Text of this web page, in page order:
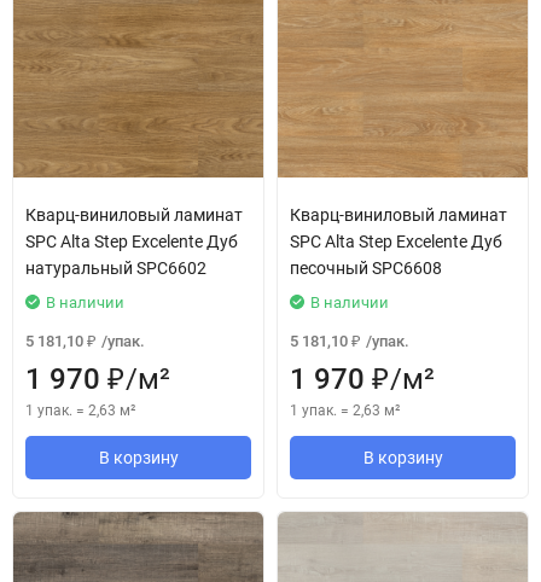
Кварц-виниловый ламинат
SPC Alta Step Excelente Дуб
натуральный SPC6602
В наличии
5 181,10 ₽ /упак.
1 970 ₽/м²
1 упак. = 2,63 м²
В корзину
Кварц-виниловый ламинат
SPC Alta Step Excelente Дуб
песочный SPC6608
В наличии
5 181,10 ₽ /упак.
1 970 ₽/м²
1 упак. = 2,63 м²
В корзину